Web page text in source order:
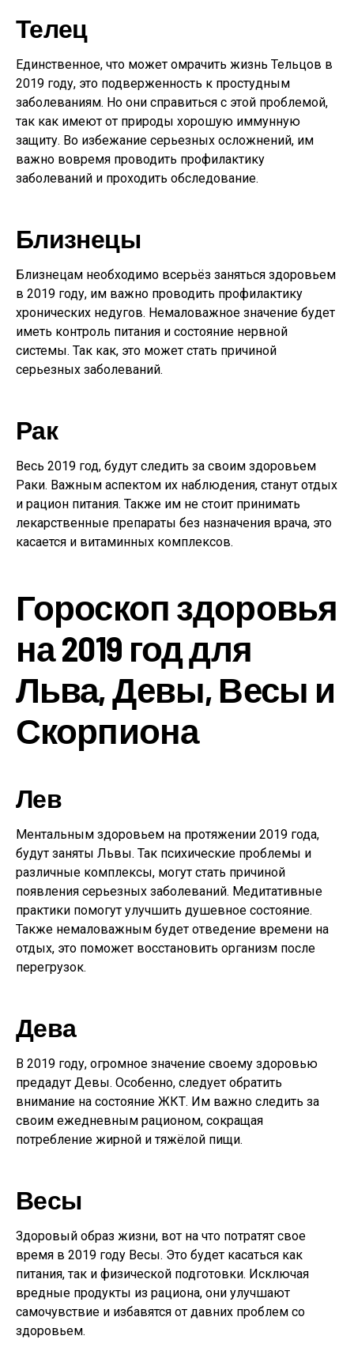
Телец
Единственное, что может омрачить жизнь Тельцов в
2019 году, это подверженность к простудным
заболеваниям. Но они справиться с этой проблемой,
так как имеют от природы хорошую иммунную
защиту. Во избежание серьезных осложнений, им
важно вовремя проводить профилактику
заболеваний и проходить обследование.
Близнецы
Близнецам необходимо всерьёз заняться здоровьем
в 2019 году, им важно проводить профилактику
хронических недугов. Немаловажное значение будет
иметь контроль питания и состояние нервной
системы. Так как, это может стать причиной
серьезных заболеваний.
Рак
Весь 2019 год, будут следить за своим здоровьем
Раки. Важным аспектом их наблюдения, станут отдых
и рацион питания. Также им не стоит принимать
лекарственные препараты без назначения врача, это
касается и витаминных комплексов.
Гороскоп здоровья
на 2019 год для
Льва, Девы, Весы и
Скорпиона
Лев
Ментальным здоровьем на протяжении 2019 года,
будут заняты Львы. Так психические проблемы и
различные комплексы, могут стать причиной
появления серьезных заболеваний. Медитативные
практики помогут улучшить душевное состояние.
Также немаловажным будет отведение времени на
отдых, это поможет восстановить организм после
перегрузок.
Дева
В 2019 году, огромное значение своему здоровью
предадут Девы. Особенно, следует обратить
внимание на состояние ЖКТ. Им важно следить за
своим ежедневным рационом, сокращая
потребление жирной и тяжёлой пищи.
Весы
Здоровый образ жизни, вот на что потратят свое
время в 2019 году Весы. Это будет касаться как
питания, так и физической подготовки. Исключая
вредные продукты из рациона, они улучшают
самочувствие и избавятся от давних проблем со
здоровьем.